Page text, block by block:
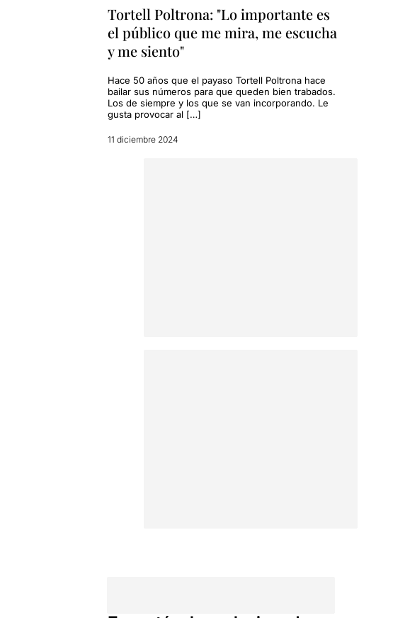
Tortell Poltrona: "Lo importante es
el público que me mira, me escucha
y me siento"
Hace 50 años que el payaso Tortell Poltrona hace
bailar sus números para que queden bien trabados.
Los de siempre y los que se van incorporando. Le
gusta provocar al […]
11 diciembre 2024